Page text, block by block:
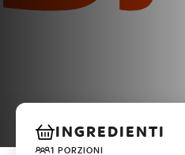
INGREDIENTI
1 PORZIONI